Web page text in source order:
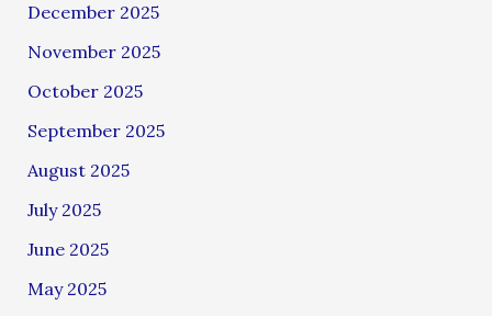
December 2025
November 2025
October 2025
September 2025
August 2025
July 2025
June 2025
May 2025